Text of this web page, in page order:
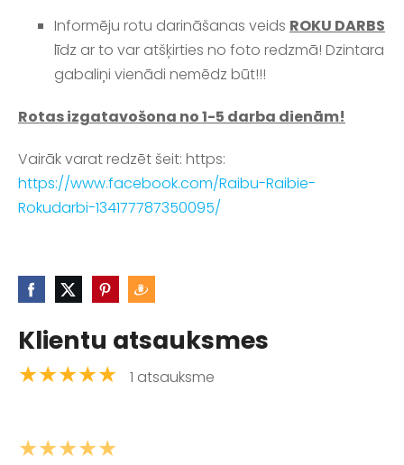
Informēju rotu darināšanas veids ROKU DARBS
līdz ar to var atšķirties no foto redzmā! Dzintara
gabaliņi vienādi nemēdz būt!!!
Rotas izgatavošona no 1-5 darba dienām!
Vairāk varat redzēt šeit: https:
https://www.facebook.com/Raibu-Raibie-
Rokudarbi-134177787350095/
Klientu atsauksmes
★★★★★ 1 atsauksme
★★★★★